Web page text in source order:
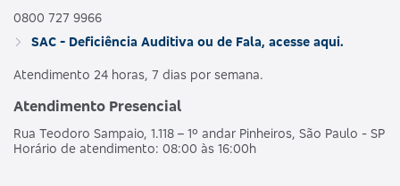
0800 727 9966
SAC - Deficiência Auditiva ou de Fala, acesse aqui.
Atendimento 24 horas, 7 dias por semana.
Atendimento Presencial
Rua Teodoro Sampaio, 1.118 – 1º andar Pinheiros, São Paulo - SP
Horário de atendimento: 08:00 às 16:00h